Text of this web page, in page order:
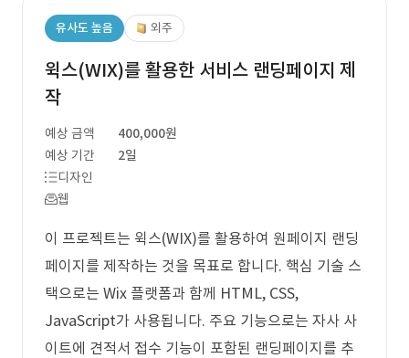
유사도 높음 외주
윅스(WIX)를 활용한 서비스 랜딩페이지 제
작
예상 금액
400,000원
예상 기간
2일
디자인
웹
이 프로젝트는 윅스(WIX)를 활용하여 원페이지 랜딩
페이지를 제작하는 것을 목표로 합니다. 핵심 기술 스
택으로는 Wix 플랫폼과 함께 HTML, CSS,
JavaScript가 사용됩니다. 주요 기능으로는 자사 사
이트에 견적서 접수 기능이 포함된 랜딩페이지를 추